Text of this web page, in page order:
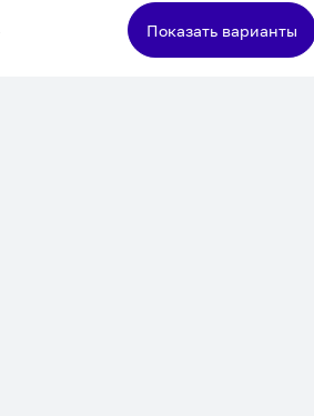
кровать
Показать варианты